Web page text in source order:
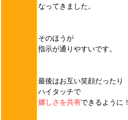
なってきました。
そのほうが
指示が通りやすいです。
最後はお互い笑顔だったり
ハイタッチで
嬉しさを共有できるように！